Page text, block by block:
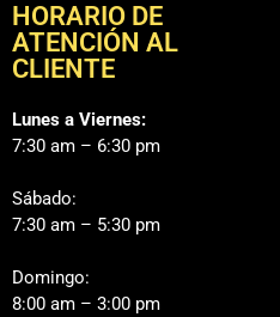
HORARIO DE
ATENCIÓN AL
CLIENTE
Lunes a Viernes:
7:30 am – 6:30 pm
Sábado:
7:30 am – 5:30 pm
Domingo:
8:00 am – 3:00 pm